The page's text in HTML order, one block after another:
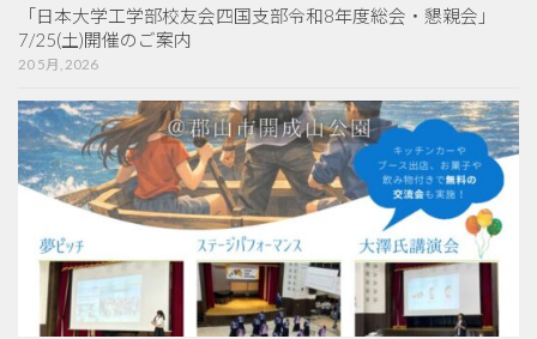
「日本大学工学部校友会四国支部令和8年度総会・懇親会」
7/25(土)開催のご案内
20 5月, 2026